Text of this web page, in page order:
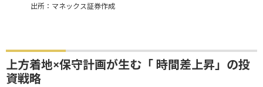
出所：マネックス証券作成
上方着地×保守計画が生む「 時間差上昇」の投
資戦略